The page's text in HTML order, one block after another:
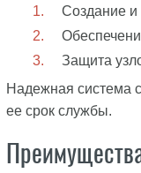
Создание и
Защита
Надежная система
ее срок службы.